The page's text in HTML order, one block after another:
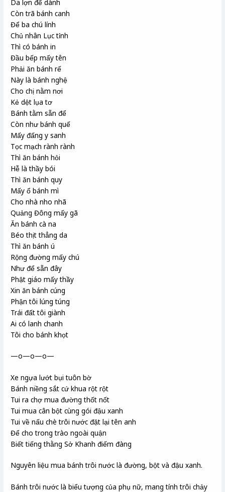
Da lợn để dành
Còn trã bánh canh
Để ba chú lính
Chủ nhân Lục tỉnh
Thì có bánh in
Đầu bếp mấy tên
Phải ăn bánh rế
Này là bánh nghệ
Cho chị nằm nơi
Kẻ dệt lụa tơ
Bánh tằm sẵn để
Còn như bánh quế
Mấy đấng y sanh
Tọc mạch rành rành
Thì ăn bánh hỏi
Hễ là thầy bói
Thì ăn bánh quy
Mấy ổ bánh mì
Cho nhà nho nhã
Quảng Đông mấy gã
Ăn bánh cà na
Béo thịt thẳng da
Thì ăn bánh ú
Rộng đường mấy chú
Như để sẵn đây
Phật giáo mấy thầy
Xin ăn bánh cúng
Phận tôi lúng túng
Trái đất tôi giành
Ai có lanh chanh
Tôi cho bánh khọt
—o—o—o—
Xe ngựa lướt bụi tuôn bờ
Bánh niềng sắt cứ khua rột rột
Tui ra chợ mua đường thốt nốt
Tui mua cân bột cùng gói đậu xanh
Tui về nấu chè trôi nước đặt lại tên anh
Để cho trong trào ngoài quận
Biết tiếng thằng Sở Khanh điếm đàng
Nguyên liệu mua bánh trôi nước là đường, bột và đậu xanh.
Bánh trôi nước là biểu tượng của phụ nữ, mang tính trôi chảy